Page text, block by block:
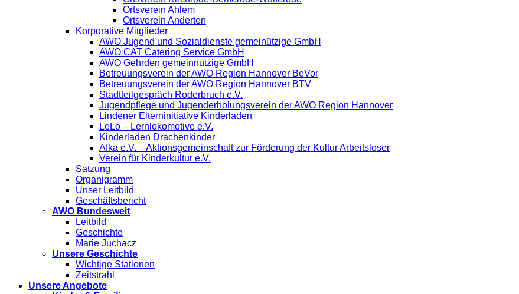
Ortsverein Ahlem
Ortsverein Anderten
Korporative Mitglieder
AWO Jugend und Sozialdienste gemeinützige GmbH
AWO CAT Catering Service GmbH
AWO Gehrden gemeinnützige GmbH
Betreuungsverein der AWO Region Hannover BeVor
Betreuungsverein der AWO Region Hannover BTV
Stadtteilgespräch Roderbruch e.V.
Jugendpflege und Jugenderholungsverein der AWO Region Hannover
Lindener Elterninitiative Kinderladen
LeLo – Lernlokomotive e.V.
Kinderladen Drachenkinder
Afka e.V. – Aktionsgemeinschaft zur Förderung der Kultur Arbeitsloser
Verein für Kinderkultur e.V.
Satzung
Organigramm
Unser Leitbild
Geschäftsbericht
AWO Bundesweit
Leitbild
Geschichte
Marie Juchacz
Unsere Geschichte
Wichtige Stationen
Zeitstrahl
Unsere Angebote